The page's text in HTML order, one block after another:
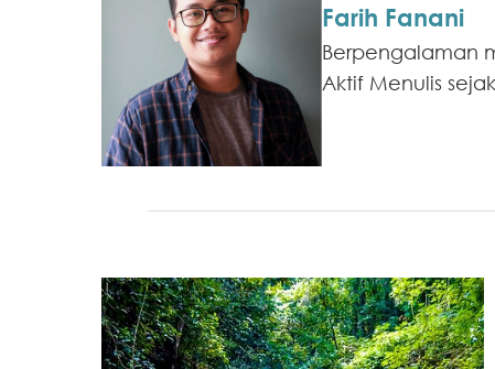
Farih Fanani
Berpengalaman
Aktif Menulis